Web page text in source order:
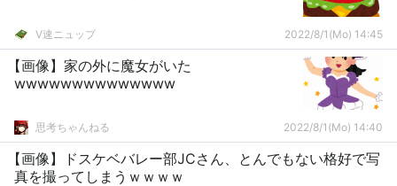
V速ニュップ 2022/8/1(Mo) 14:45
【画像】家の外に魔女がいた
wwwwwwwwwwwwww
思考ちゃんねる 2022/8/1(Mo) 14:40
【画像】ドスケベバレー部JCさん、とんでもない格好で写
真を撮ってしまうｗｗｗｗ